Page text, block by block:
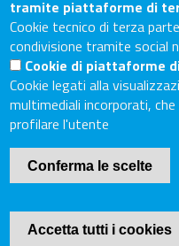
Codice Univoco UF6UWY
PEC
Sito web
Accesso riservato
Linee guida pubblicazione di
Accessibilità
tramite piattaforme di
Cookie tecnico di terza
condivisione tramite social
Cookie di piattaforme
Cookie legati alla
multimediali incorporati,
profilare l'utente
Conferma le scelte
Accetta tutti i cookies